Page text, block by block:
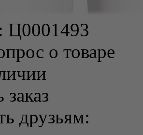
Ц0001493
о товаре
заказ
друзьям: